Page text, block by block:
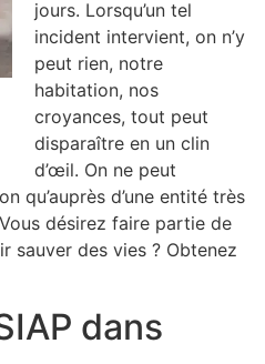
jours. Lorsqu’un tel
incident intervient, on n’y
peut rien, notre
habitation, nos
croyances, tout peut
disparaître en un clin
d’œil. On ne peut
qu’auprès d’une entité très
désirez faire partie de
sauver des vies ? Obtenez
dans